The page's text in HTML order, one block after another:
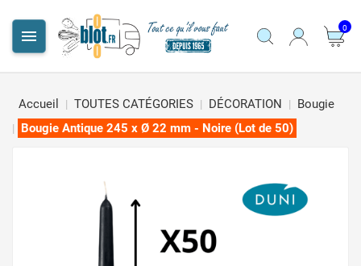
 0
Accueil TOUTES CATÉGORIES DÉCORATION
Bougie
Bougie Antique 245 x Ø 22 mm - Noire (Lot de 50)